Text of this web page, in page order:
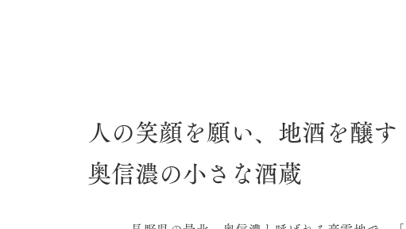
人の笑顔を願い、地酒を醸す
奥信濃の小さな酒蔵